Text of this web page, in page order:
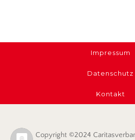
Impressum
Datenschutz
Kontakt
Copyright ©2024